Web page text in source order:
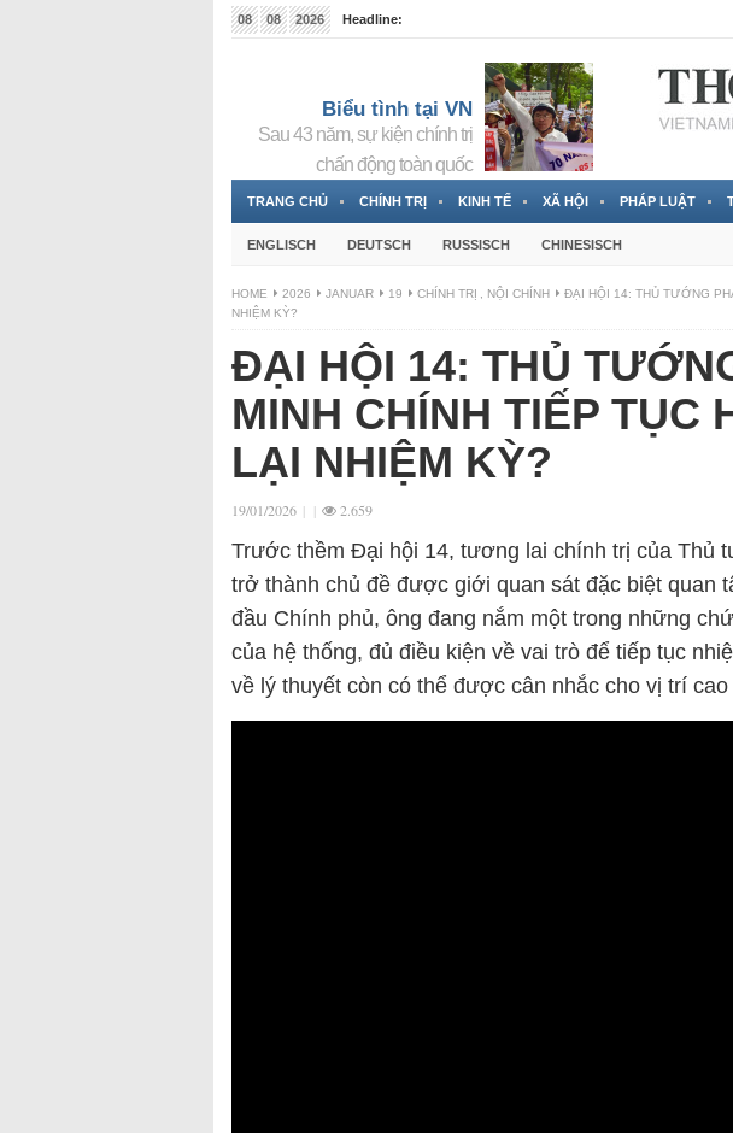
08 08 2026
Headline:
Biểu tình tại VN
Sau 43 năm, sự kiện chính trị
chấn động toàn quốc
TRANG CHỦ CHÍNH TRỊ KINH TẾ XÃ HỘI PHÁP LUẬT
ENGLISCH DEUTSCH RUSSISCH CHINESISCH
HOME 2026 JANUAR 19 CHÍNH TRỊ NỘI CHÍNH
ĐẠI HỘI 14: THỦ TƯỚNG
NHIỆM KỲ?
ĐẠI HỘI 14: THỦ
MINH CHÍNH TIẾP TỤC
LẠI NHIỆM KỲ?
19/01/2026 | | 2.659
Trước thềm Đại hội 14, tương lai chính trị của Thủ
trở thành chủ đề được giới quan sát đặc biệt quan
đầu Chính phủ, ông đang nắm một trong những
của hệ thống, đủ điều kiện về vai trò để tiếp tục
về lý thuyết còn có thể được cân nhắc cho vị trí